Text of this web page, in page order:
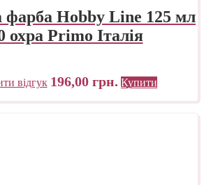
фарба Hobby Line 125 мл
охра Primo Італія
відгук 196,00 грн. Купити